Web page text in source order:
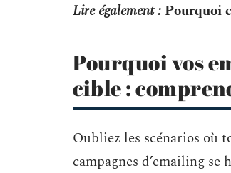
Lire également :Pourquoi
Pourquoi vos
cible :
Oubliez les scénarios où
campagnes d’emailing